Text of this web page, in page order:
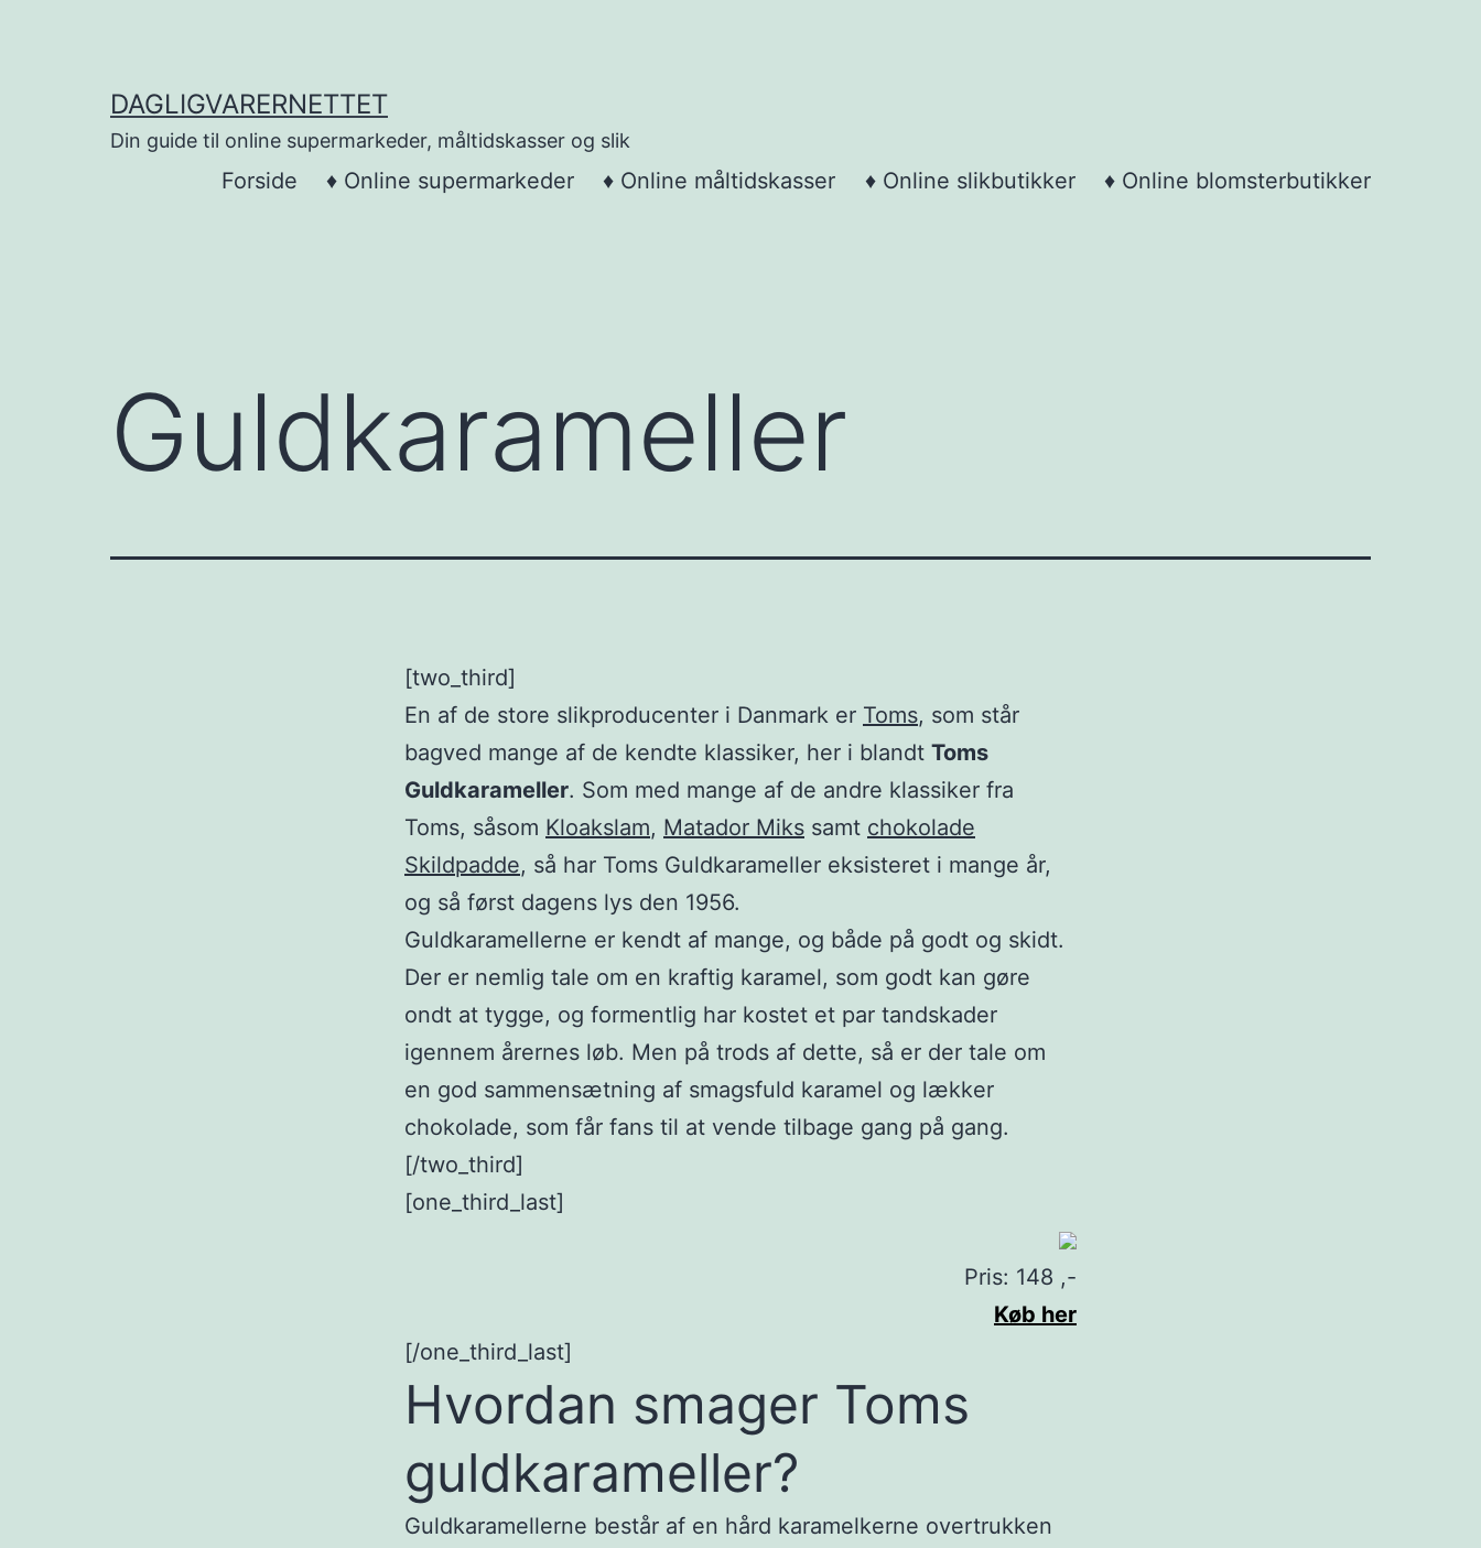
DAGLIGVARERNETTET
Din guide til online supermarkeder, måltidskasser og slik
Forside ♦ Online supermarkeder ♦ Online måltidskasser ♦ Online slikbutikker ♦ Online blomsterbutikker
Guldkarameller
[two_third]
En af de store slikproducenter i Danmark er Toms, som står
bagved mange af de kendte klassiker, her i blandt Toms
Guldkarameller. Som med mange af de andre klassiker fra
Toms, såsom Kloakslam, Matador Miks samt chokolade
Skildpadde, så har Toms Guldkarameller eksisteret i mange år,
og så først dagens lys den 1956.
Guldkaramellerne er kendt af mange, og både på godt og skidt.
Der er nemlig tale om en kraftig karamel, som godt kan gøre
ondt at tygge, og formentlig har kostet et par tandskader
igennem årernes løb. Men på trods af dette, så er der tale om
en god sammensætning af smagsfuld karamel og lækker
chokolade, som får fans til at vende tilbage gang på gang.
[/two_third]
[one_third_last]
Pris: 148 ,-
Køb her
[/one_third_last]
Hvordan smager Toms
guldkarameller?
Guldkaramellerne består af en hård karamelkerne overtrukken